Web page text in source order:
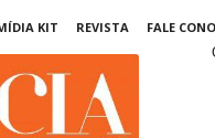
KIT REVISTA
FALE